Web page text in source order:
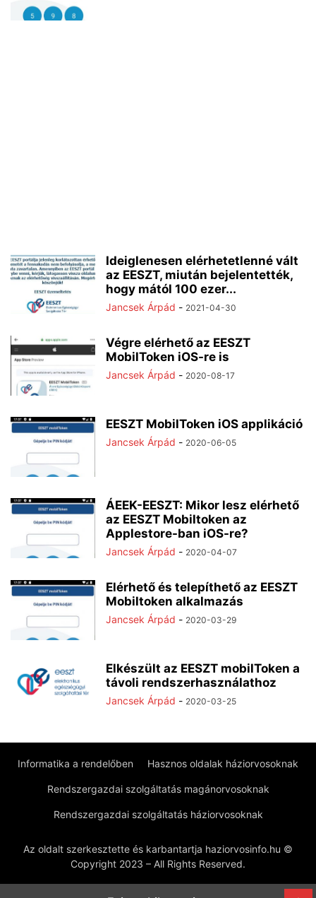
Ideiglenesen elérhetetlenné vált
az EESZT, miután bejelentették,
hogy mától 100 ezer...
Jancsek Árpád - 2021-04-30
Végre elérhető az EESZT
MobilToken iOS-re is
Jancsek Árpád - 2020-08-17
EESZT MobilToken iOS applikáció
Jancsek Árpád - 2020-06-05
ÁEEK-EESZT: Mikor lesz elérhető
az EESZT Mobiltoken az
Applestore-ban iOS-re?
Jancsek Árpád - 2020-04-07
Elérhető és telepíthető az EESZT
Mobiltoken alkalmazás
Jancsek Árpád - 2020-03-29
Elkészült az EESZT mobilToken a
távoli rendszerhasználathoz
Jancsek Árpád - 2020-03-25
Informatika a rendelőben Hasznos oldalak háziorvosoknak
Rendszergazdai szolgáltatás magánorvosoknak
Rendszergazdai szolgáltatás háziorvosoknak
Az oldalt szerkesztette és karbantartja haziorvosinfo.hu ©
Copyright 2023 – All Rights Reserved.